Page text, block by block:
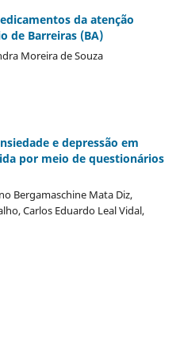
da atenção
de Barreiras (BA)
Moreira de Souza
e depressão em
por meio de questionários
Bergamaschine Mata Diz,
Carlos Eduardo Leal Vidal,